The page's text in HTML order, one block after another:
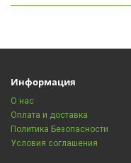
Информация
О нас
Оплата и доставка
Политика Безопасности
Условия соглашения